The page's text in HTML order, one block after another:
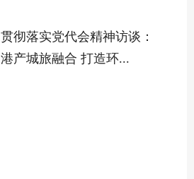
贯彻落实党代会精神访谈：
港产城旅融合 打造环...